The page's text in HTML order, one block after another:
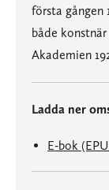
första gången
både
Akademien
Ladda ner
E-bok